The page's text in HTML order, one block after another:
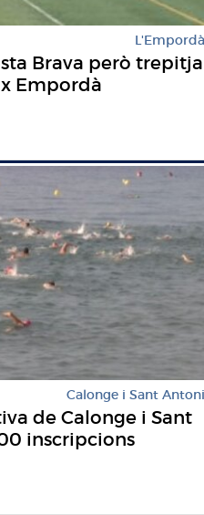
L'Empordà
Brava però trepitja
Empordà
Calonge i Sant Antoni
de Calonge i Sant
inscripcions